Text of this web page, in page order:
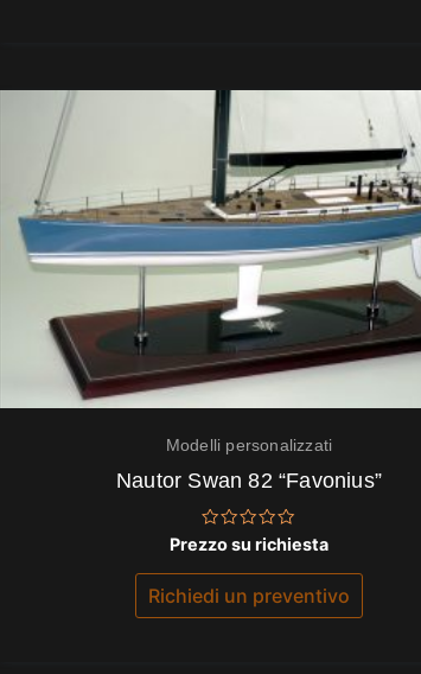
Modelli personalizzati
Nautor Swan 82 “Favonius”
Valutato
su
5
Prezzo su richiesta
Richiedi un preventivo